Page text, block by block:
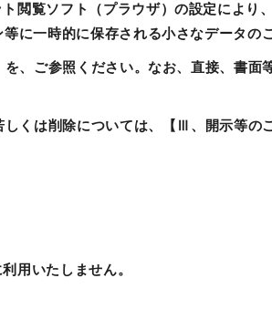
閲覧ソフト（プラウザ）の設定により
に一時的に保存される小さなデータの
ご参照ください。なお、直接、書面
くは削除については、【Ⅲ、開示等の
用いたしません。